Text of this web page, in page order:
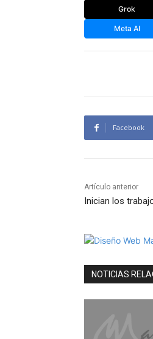
Grok
Meta AI
Facebook
Artículo anterior
Inician los
NOTICIAS